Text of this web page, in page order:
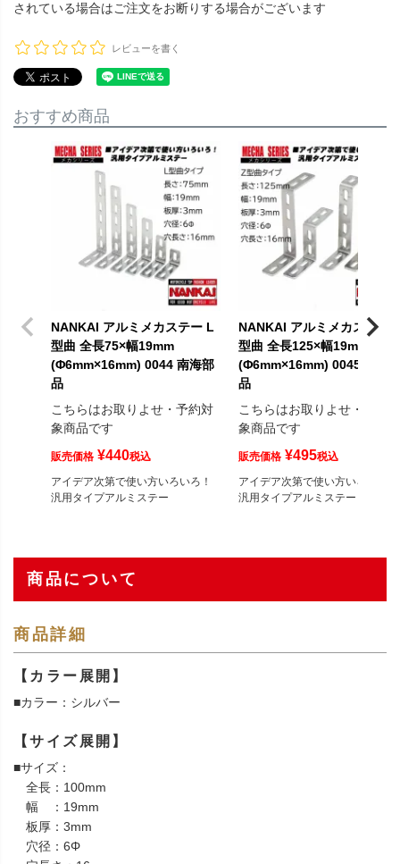
されている場合はご注文をお断りする場合がございます
レビューを書く
おすすめ商品
NANKAI アルミメカステー L
型曲 全長75×幅19mm
(Φ6mm×16mm) 0044 南海部
品
こちらはお取りよせ・予約対
象商品です
販売価格 ¥440税込
アイデア次第で使い方いろいろ！
汎用タイプアルミステー
NANKAI アルミメカステー
型曲 全長125×幅19mm
(Φ6mm×16mm) 0045 南海
品
こちらはお取りよせ・予約対
象商品です
販売価格 ¥495税込
アイデア次第で使い方いろいろ！
汎用タイプアルミステー
商品について
商品詳細
【カラー展開】
■カラー：シルバー
【サイズ展開】
■サイズ：
全長：100mm
幅 ：19mm
板厚：3mm
穴径：6Φ